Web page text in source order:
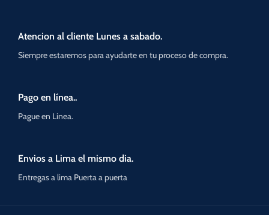
Atencion al cliente Lunes a sabado.
Siempre estaremos para ayudarte en tu proceso de compra.
Pago en línea..
Pague en Linea.
Envios a Lima el mismo dia.
Entregas a lima Puerta a puerta